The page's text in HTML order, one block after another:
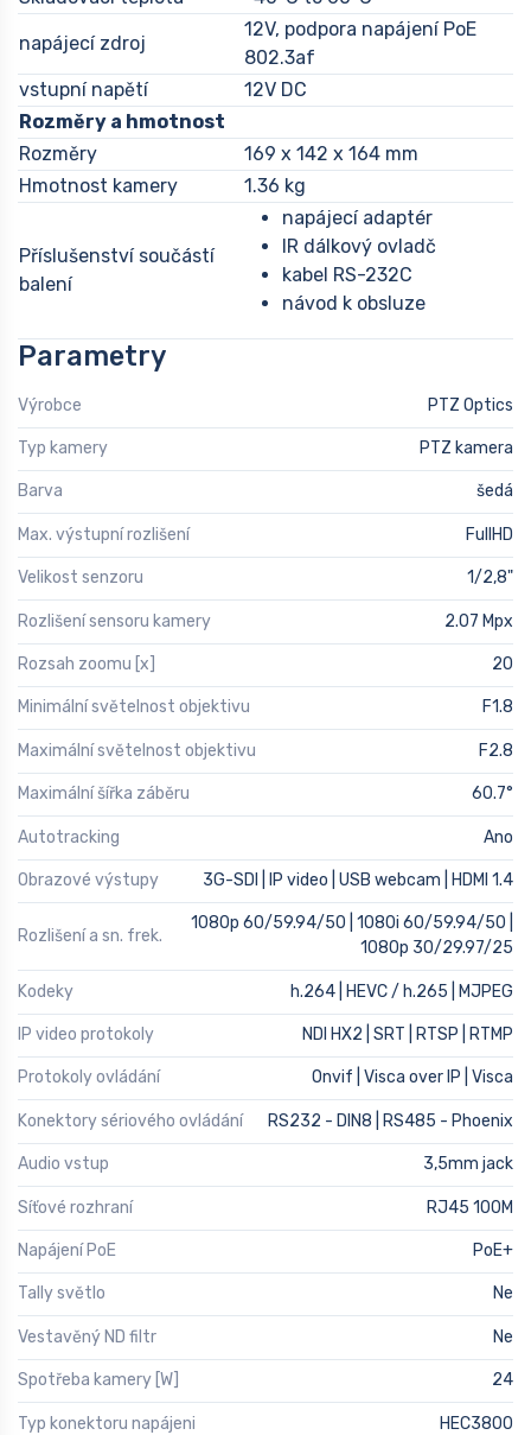
napájecí zdroj
12V, podpora napájení PoE
802.3af
vstupní napětí
12V DC
Rozměry a hmotnost
Rozměry
169 x 142 x 164 mm
Hmotnost kamery
1.36 kg
Příslušenství součástí
balení
napájecí adaptér
IR dálkový ovladč
kabel RS-232C
návod k obsluze
Parametry
Výrobce PTZ Optics
Typ kamery PTZ kamera
Barva šedá
Max. výstupní rozlišení FullHD
Velikost senzoru 1/2,8"
Rozlišení sensoru kamery 2.07 Mpx
Rozsah zoomu [x] 20
Minimální světelnost objektivu F1.8
Maximální světelnost objektivu F2.8
Maximální šířka záběru 60.7°
Autotracking Ano
Obrazové výstupy 3G-SDI | IP video | USB webcam | HDMI 1.4
Rozlišení a sn. frek.
1080p 60/59.94/50 | 1080i 60/59.94/50 |
1080p 30/29.97/25
Kodeky h.264 | HEVC / h.265 | MJPEG
IP video protokoly NDI HX2 | SRT | RTSP | RTMP
Protokoly ovládání Onvif | Visca over IP | Visca
Konektory sériového ovládání RS232 - DIN8 | RS485 - Phoenix
Audio vstup 3,5mm jack
Síťové rozhraní RJ45 100M
Napájení PoE PoE+
Tally světlo Ne
Vestavěný ND filtr Ne
Spotřeba kamery [W] 24
Typ konektoru napájeni HEC3800